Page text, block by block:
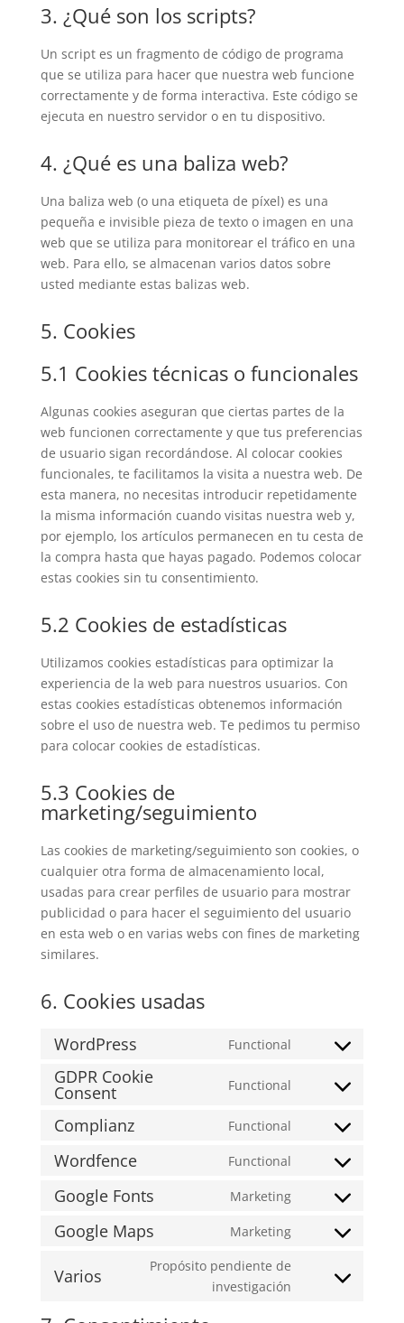
3. ¿Qué son los scripts?
Un script es un fragmento de código de programa
que se utiliza para hacer que nuestra web funcione
correctamente y de forma interactiva. Este código se
ejecuta en nuestro servidor o en tu dispositivo.
4. ¿Qué es una baliza web?
Una baliza web (o una etiqueta de píxel) es una
pequeña e invisible pieza de texto o imagen en una
web que se utiliza para monitorear el tráfico en una
web. Para ello, se almacenan varios datos sobre
usted mediante estas balizas web.
5. Cookies
5.1 Cookies técnicas o funcionales
Algunas cookies aseguran que ciertas partes de la
web funcionen correctamente y que tus preferencias
de usuario sigan recordándose. Al colocar cookies
funcionales, te facilitamos la visita a nuestra web. De
esta manera, no necesitas introducir repetidamente
la misma información cuando visitas nuestra web y,
por ejemplo, los artículos permanecen en tu cesta de
la compra hasta que hayas pagado. Podemos colocar
estas cookies sin tu consentimiento.
5.2 Cookies de estadísticas
Utilizamos cookies estadísticas para optimizar la
experiencia de la web para nuestros usuarios. Con
estas cookies estadísticas obtenemos información
sobre el uso de nuestra web. Te pedimos tu permiso
para colocar cookies de estadísticas.
5.3 Cookies de
marketing/seguimiento
Las cookies de marketing/seguimiento son cookies, o
cualquier otra forma de almacenamiento local,
usadas para crear perfiles de usuario para mostrar
publicidad o para hacer el seguimiento del usuario
en esta web o en varias webs con fines de marketing
similares.
6. Cookies usadas
WordPress Functional
Consent
service
GDPR Cookie
Consent Functional
Consent
service
gdpr-
consent
Complianz Functional
Consent
complianz
Wordfence Functional
Consent
wordfence
Google Fonts Marketing
Consent
Google Maps Marketing
Consent
service
Varios
Propósito pendiente de
investigación
Consent